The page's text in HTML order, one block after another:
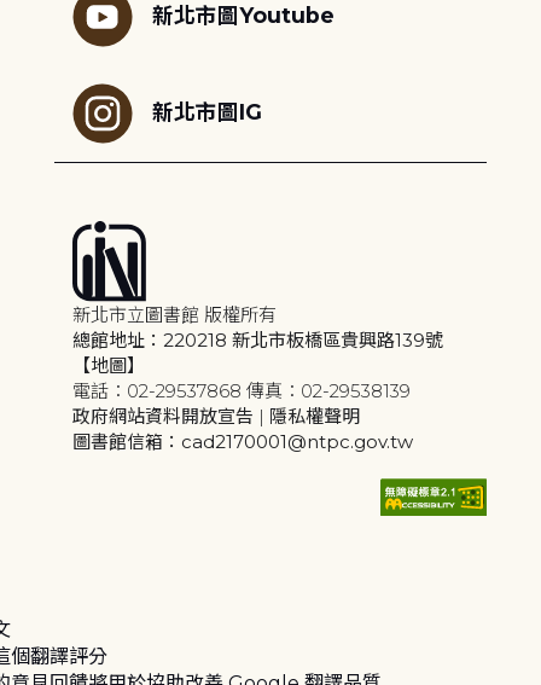
新北市圖Youtube
新北市圖IG
新北市立圖書館 版權所有
總館地址：220218 新北市板橋區貴興路139號
【地圖】
電話：02-29537868 傳真：02-29538139
政府網站資料開放宣告 | 隱私權聲明
圖書館信箱：cad2170001@ntpc.gov.tw
個翻譯評分